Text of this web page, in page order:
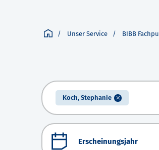
Unser Service BIBB
Koch, Stephanie
Erscheinungsjahr